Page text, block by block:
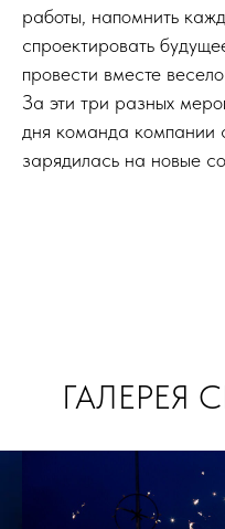
работы, напомнить
спроектировать
провести вместе
За эти три разных
дня команда компании
зарядилась на новые
ГАЛЕРЕЯ